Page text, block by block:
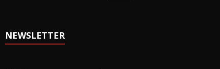
NEWSLETTER